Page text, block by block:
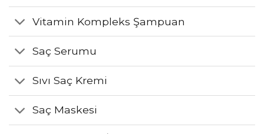
Vitamin Kompleks Şampuan
Saç Serumu
Sıvı Saç Kremi
Saç Maskesi